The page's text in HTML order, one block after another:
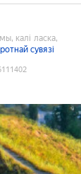
калі ласка,
сувязі